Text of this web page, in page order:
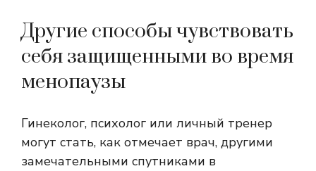
Другие способы чувствовать
себя защищенными во время
менопаузы
Гинеколог, психолог или личный тренер
могут стать, как отмечает врач, другими
замечательными спутниками в